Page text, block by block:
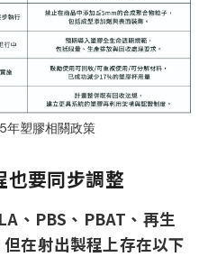
塑膠相關政策
也要同步調整
、PBS、PBAT、再生
在射出製程上存在以下